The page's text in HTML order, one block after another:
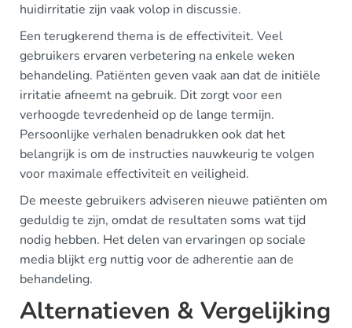
huidirritatie zijn vaak volop in discussie.
Een terugkerend thema is de effectiviteit. Veel
gebruikers ervaren verbetering na enkele weken
behandeling. Patiënten geven vaak aan dat de initiële
irritatie afneemt na gebruik. Dit zorgt voor een
verhoogde tevredenheid op de lange termijn.
Persoonlijke verhalen benadrukken ook dat het
belangrijk is om de instructies nauwkeurig te volgen
voor maximale effectiviteit en veiligheid.
De meeste gebruikers adviseren nieuwe patiënten om
geduldig te zijn, omdat de resultaten soms wat tijd
nodig hebben. Het delen van ervaringen op sociale
media blijkt erg nuttig voor de adherentie aan de
behandeling.
Alternatieven & Vergelijking